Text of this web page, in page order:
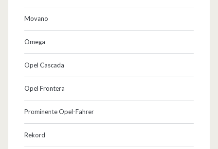
Movano
Omega
Opel Cascada
Opel Frontera
Prominente Opel-Fahrer
Rekord